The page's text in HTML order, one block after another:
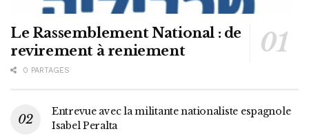
Le Rassemblement National : de
revirement à reniement
0 PARTAGES
Entrevue avec la militante nationaliste espagnole
Isabel Peralta